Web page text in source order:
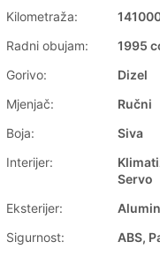
Kilometraža:
Radni obujam:
1995
Gorivo:
Dizel
Mjenjač:
Ručni
Boja:
Siva
Interijer:
Servo
Eksterijer:
Sigurnost:
ABS,